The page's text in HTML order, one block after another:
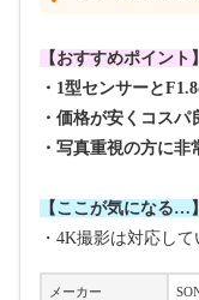
【おすすめポイント】
・1型センサーと
・価格が安くコスパ
・写真重視の方に非
【ここが気になる…】
・4K撮影は対応し
メーカー